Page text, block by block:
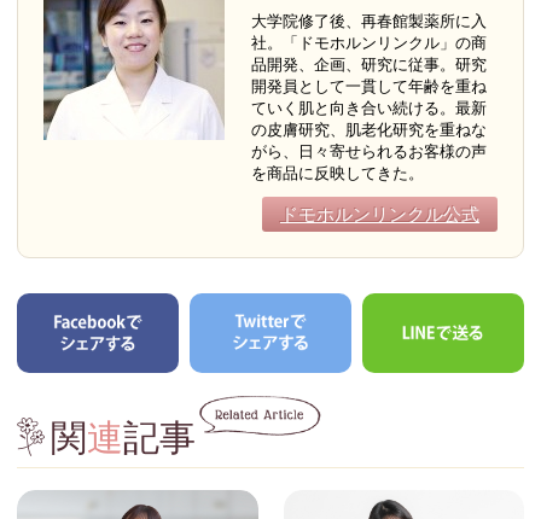
大学院修了後、再春館製薬所に入
社。「ドモホルンリンクル」の商
品開発、企画、研究に従事。研究
開発員として一貫して年齢を重ね
ていく肌と向き合い続ける。最新
の皮膚研究、肌老化研究を重ねな
がら、日々寄せられるお客様の声
を商品に反映してきた。
ドモホルンリンクル公式
関連記事